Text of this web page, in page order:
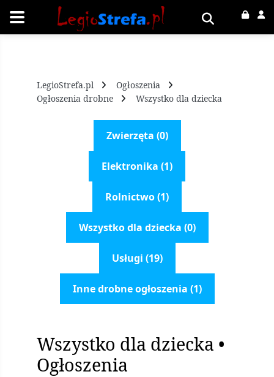
LegioStrefa.pl
Ogłoszenia
Ogłoszenia drobne
Wszystko dla dziecka
Zwierzęta (0)
Elektronika (1)
Rolnictwo (1)
Wszystko dla dziecka (0)
Usługi (19)
Inne drobne ogłoszenia (1)
Wszystko dla dziecka •
Ogłoszenia